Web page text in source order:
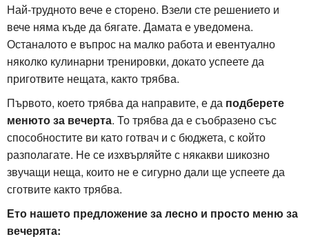
Най-трудното вече е сторено. Взели сте решението и
вече няма къде да бягате. Дамата е уведомена.
Останалото е въпрос на малко работа и евентуално
няколко кулинарни тренировки, докато успеете да
приготвите нещата, както трябва.
Първото, което трябва да направите, е да подберете
менюто за вечерта. То трябва да е съобразено със
способностите ви като готвач и с бюджета, с който
разполагате. Не се изхвърляйте с някакви шикозно
звучащи неща, които не е сигурно дали ще успеете да
сготвите както трябва.
Ето нашето предложение за лесно и просто меню за
вечерята: